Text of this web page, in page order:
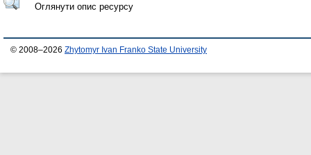
Оглянути опис ресурсу
© 2008–2026 Zhytomyr Ivan Franko State University